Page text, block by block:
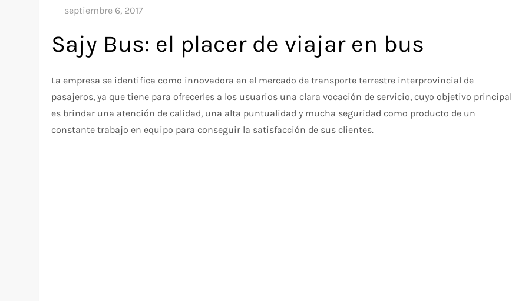
Sajy Bus: el placer de viajar en bus
La empresa se identifica como innovadora en el mercado de transporte terrestre interprovincial de
pasajeros, ya que tiene para ofrecerles a los usuarios una clara vocación de servicio, cuyo objetivo principal
es brindar una atención de calidad, una alta puntualidad y mucha seguridad como producto de un
constante trabajo en equipo para conseguir la satisfacción de sus clientes.